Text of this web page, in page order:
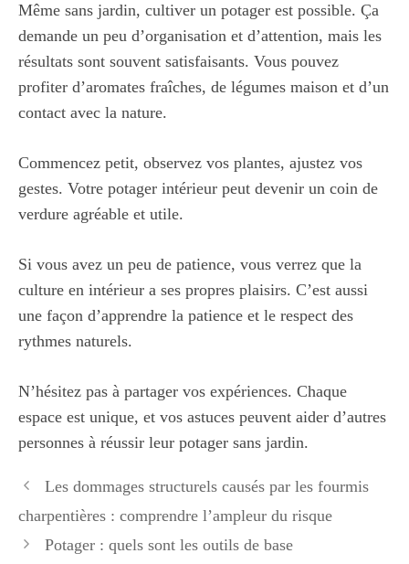
Même sans jardin, cultiver un potager est possible. Ça
demande un peu d’organisation et d’attention, mais les
résultats sont souvent satisfaisants. Vous pouvez
profiter d’aromates fraîches, de légumes maison et d’un
contact avec la nature.
Commencez petit, observez vos plantes, ajustez vos
gestes. Votre potager intérieur peut devenir un coin de
verdure agréable et utile.
Si vous avez un peu de patience, vous verrez que la
culture en intérieur a ses propres plaisirs. C’est aussi
une façon d’apprendre la patience et le respect des
rythmes naturels.
N’hésitez pas à partager vos expériences. Chaque
espace est unique, et vos astuces peuvent aider d’autres
personnes à réussir leur potager sans jardin.
Les dommages structurels causés par les fourmis
charpentières : comprendre l’ampleur du risque
Potager : quels sont les outils de base